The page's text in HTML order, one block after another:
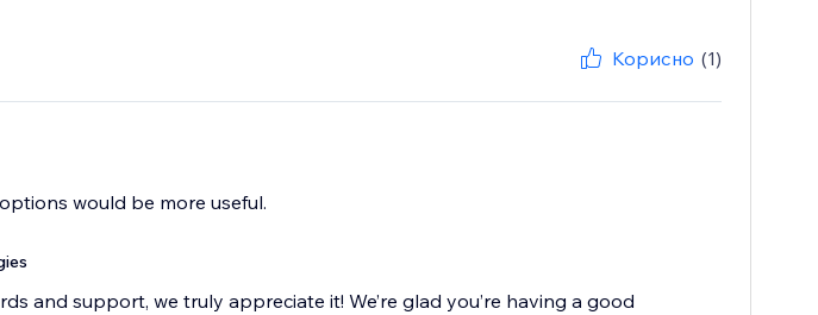
Корисно (1)
would be more useful.
and support, we truly appreciate it! We’re glad you’re having a good